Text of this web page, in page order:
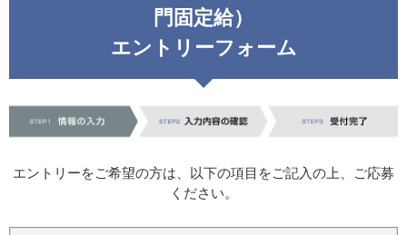
門固定給）
エントリーフォーム
エントリーをご希望の方は、以下の項目をご記入の上、ご応募
ください。